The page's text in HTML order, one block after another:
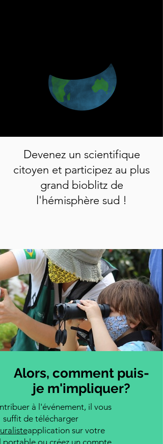
Devenez un scientifique
citoyen et participez au plus
grand bioblitz de
l'hémisphère sud !
Alors, comment puis-
je m'impliquer?
à l'événement, il vous
suffit de télécharger
application sur votre
portable ou créez un compte